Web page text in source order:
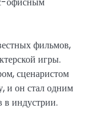
фильмов,
игры.
сценаристом
и он стал одним
в индустрии.